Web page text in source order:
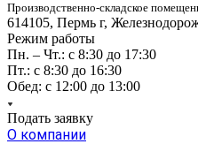
Производственно-складское
614105, Пермь г,
Режим работы
Пн. – Чт.: с 8:30 до 17:30
Пт.: с 8:30 до 16:30
Обед: с 12:00 до 13:00
Подать заявку
О компании